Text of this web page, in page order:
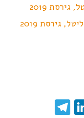
2019
גירסת 2019
LinkedIn